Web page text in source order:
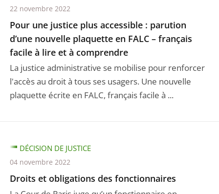
Pour une justice plus accessible : parution
d’une nouvelle plaquette en FALC – français
facile à lire et à comprendre
La justice administrative se mobilise pour renforcer
l'accès au droit à tous ses usagers. Une nouvelle
plaquette écrite en FALC, français facile à ...
22 novembre 2022
Droits et obligations des fonctionnaires
DÉCISION DE JUSTICE
04 novembre 2022